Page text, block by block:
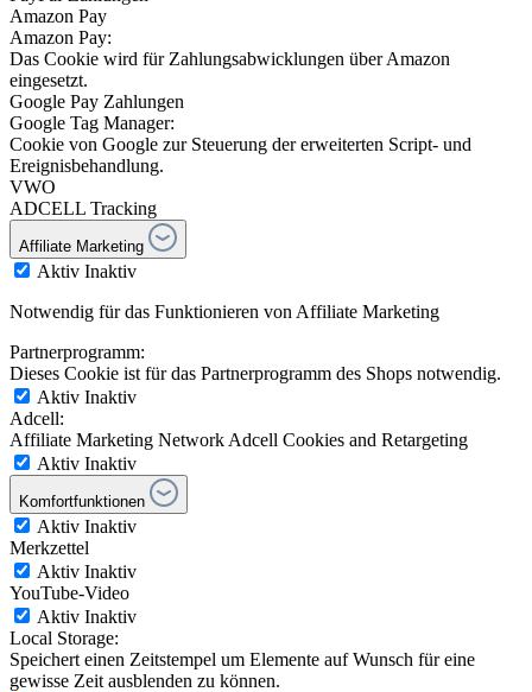
Amazon Pay
Amazon Pay:
Das Cookie wird für Zahlungsabwicklungen über Amazon
eingesetzt.
Google Pay Zahlungen
Google Tag Manager:
Cookie von Google zur Steuerung der erweiterten Script- und
Ereignisbehandlung.
VWO
ADCELL Tracking
Affiliate Marketing
Aktiv Inaktiv
Notwendig für das Funktionieren von Affiliate Marketing
Partnerprogramm:
Dieses Cookie ist für das Partnerprogramm des Shops notwendig.
Aktiv Inaktiv
Adcell:
Affiliate Marketing Network Adcell Cookies and Retargeting
Aktiv Inaktiv
Komfortfunktionen
Aktiv Inaktiv
Merkzettel
Aktiv Inaktiv
YouTube-Video
Aktiv Inaktiv
Local Storage:
Speichert einen Zeitstempel um Elemente auf Wunsch für eine
gewisse Zeit ausblenden zu können.